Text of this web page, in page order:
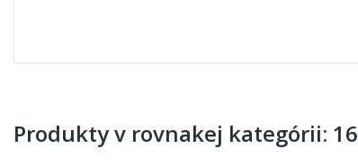
Produkty v rovnakej kategórii: 16